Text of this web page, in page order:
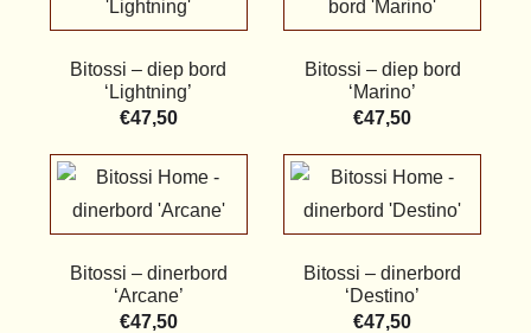
Bitossi – diep bord
‘Lightning’
€47,50
Bitossi – diep bord
‘Marino’
€47,50
Bitossi – dinerbord
‘Arcane’
€47,50
Bitossi – dinerbord
‘Destino’
€47,50